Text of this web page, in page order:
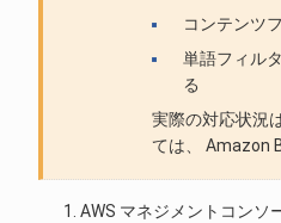
コンテンツ
単語フィル
る
実際の対応状況
ては、 Amazon
AWS マネジメントコンソ